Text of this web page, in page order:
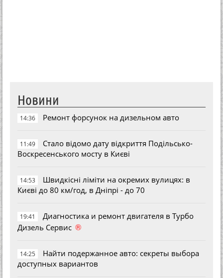
Новини
14:36 Ремонт форсунок на дизельном авто
11:49
Стало відомо дату відкриття Подільсько-
Воскресенського мосту в Києві
14:53
Швидкісні ліміти на окремих вулицях: в
Києві до 80 км/год, в Дніпрі - до 70
19:41
Диагностика и ремонт двигателя в Турбо
Дизель Сервис ®
14:25
Найти подержанное авто: секреты выбора
доступных вариантов